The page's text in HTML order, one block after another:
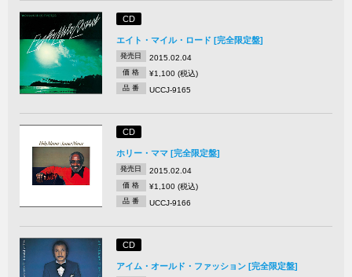
CD
エイト・マイル・ロード [完全限定盤]
発売日 2015.02.04
価 格 ¥1,100 (税込)
品 番 UCCJ-9165
CD
ホリー・ママ [完全限定盤]
発売日 2015.02.04
価 格 ¥1,100 (税込)
品 番 UCCJ-9166
CD
アイム・オールド・ファッション [完全限定盤]